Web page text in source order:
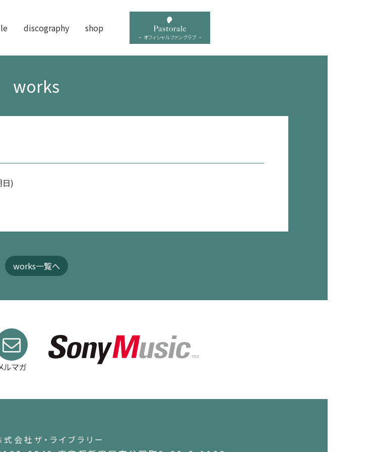
discography shop
オフィシャル ファンクラブ
works
日)
works一覧へ
ルマガ
式会社ザ・ライブラリー